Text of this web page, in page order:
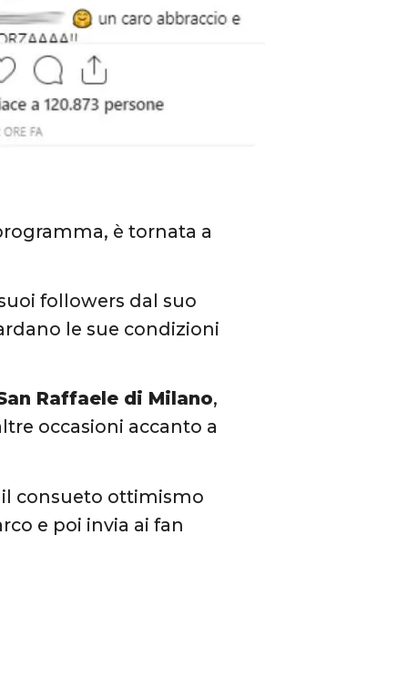
è tornata a
followers dal suo
le sue condizioni
Raffaele di Milano,
occasioni accanto a
consueto ottimismo
e poi invia ai fan